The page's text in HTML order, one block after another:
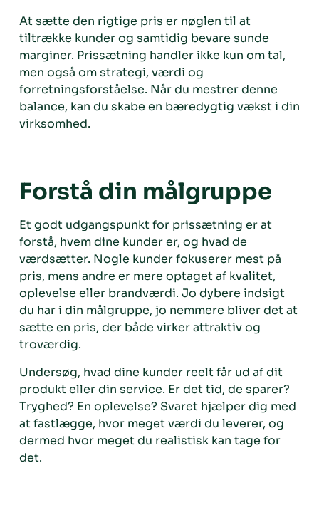
At sætte den rigtige pris er nøglen til at
tiltrække kunder og samtidig bevare sunde
marginer. Prissætning handler ikke kun om tal,
men også om strategi, værdi og
forretningsforståelse. Når du mestrer denne
balance, kan du skabe en bæredygtig vækst i din
virksomhed.
Forstå din målgruppe
Et godt udgangspunkt for prissætning er at
forstå, hvem dine kunder er, og hvad de
værdsætter. Nogle kunder fokuserer mest på
pris, mens andre er mere optaget af kvalitet,
oplevelse eller brandværdi. Jo dybere indsigt
du har i din målgruppe, jo nemmere bliver det at
sætte en pris, der både virker attraktiv og
troværdig.
Undersøg, hvad dine kunder reelt får ud af dit
produkt eller din service. Er det tid, de sparer?
Tryghed? En oplevelse? Svaret hjælper dig med
at fastlægge, hvor meget værdi du leverer, og
dermed hvor meget du realistisk kan tage for
det.